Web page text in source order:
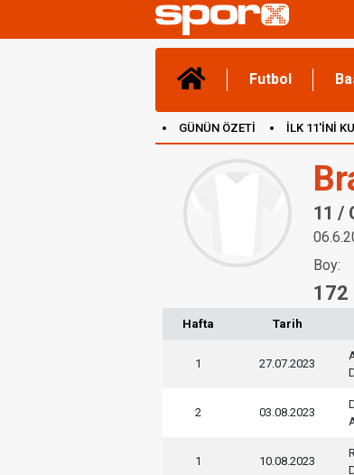
Futbol
GÜNÜN ÖZETİ İLK 11'İNİ
11 /
Boy:
172
Hafta Tarih
1 27.07.2023
2 03.08.2023
1 10.08.2023